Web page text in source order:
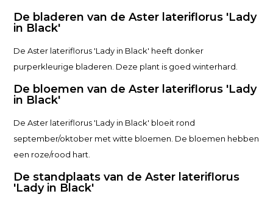
De bladeren van de Aster lateriflorus 'Lady
in Black'
De Aster lateriflorus 'Lady in Black' heeft donker
purperkleurige bladeren. Deze plant is goed winterhard.
De bloemen van de Aster lateriflorus 'Lady
in Black'
De Aster lateriflorus 'Lady in Black' bloeit rond
september/oktober met witte bloemen. De bloemen hebben
een roze/rood hart.
De standplaats van de Aster lateriflorus
'Lady in Black'